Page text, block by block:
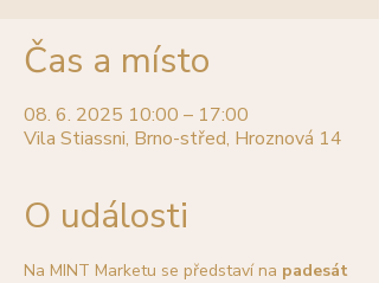
Čas a místo
08. 6. 2025 10:00 – 17:00
Vila Stiassni, Brno-střed, Hroznová 14
O události
Na MINT Marketu se představí na padesát